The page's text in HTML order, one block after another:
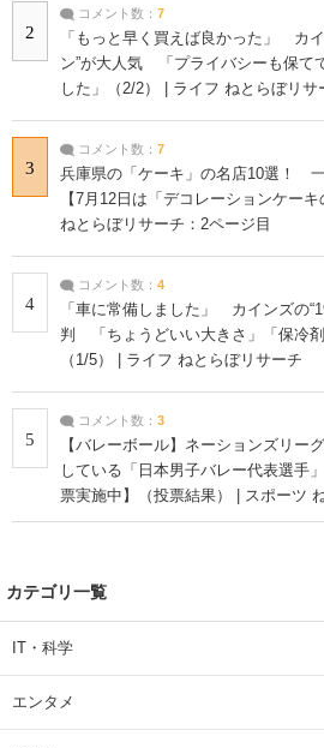
2
コメント数： 7
「もっと早く買えば良かった」 カ
ン”が大人気 「プライバシーも保て
した」（2/2） | ライフ ねとらぼリサ
3
コメント数： 7
兵庫県の「ケーキ」の名店10選！
【7月12日は「デコレーションケー
ねとらぼリサーチ：2ページ目
4
コメント数： 4
「車に常備しました」 カインズの
判 「ちょうどいい大きさ」「保冷剤
（1/5） | ライフ ねとらぼリサーチ
5
コメント数： 3
【バレーボール】ネーションズリー
している「日本男子バレー代表選手
票実施中】（投票結果） | スポーツ
カテゴリ一覧
IT・科学
エンタメ